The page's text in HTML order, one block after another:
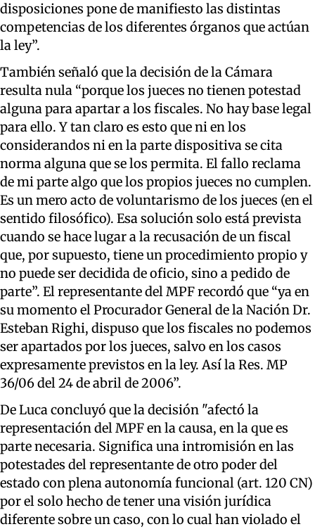
disposiciones pone de manifiesto las distintas
competencias de los diferentes órganos que actúan
la ley”.
También señaló que la decisión de la Cámara
resulta nula “porque los jueces no tienen potestad
alguna para apartar a los fiscales. No hay base legal
para ello. Y tan claro es esto que ni en los
considerandos ni en la parte dispositiva se cita
norma alguna que se los permita. El fallo reclama
de mi parte algo que los propios jueces no cumplen.
Es un mero acto de voluntarismo de los jueces (en el
sentido filosófico). Esa solución solo está prevista
cuando se hace lugar a la recusación de un fiscal
que, por supuesto, tiene un procedimiento propio y
no puede ser decidida de oficio, sino a pedido de
parte”. El representante del MPF recordó que “ya en
su momento el Procurador General de la Nación Dr.
Esteban Righi, dispuso que los fiscales no podemos
ser apartados por los jueces, salvo en los casos
expresamente previstos en la ley. Así la Res. MP
36/06 del 24 de abril de 2006”.
De Luca concluyó que la decisión "afectó la
representación del MPF en la causa, en la que es
parte necesaria. Significa una intromisión en las
potestades del representante de otro poder del
estado con plena autonomía funcional (art. 120 CN)
por el solo hecho de tener una visión jurídica
diferente sobre un caso, con lo cual han violado el